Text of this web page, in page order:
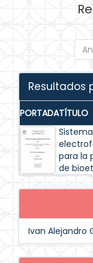
Resultados
PORTADATÍTULO
para la
de
Ivan Alejandro